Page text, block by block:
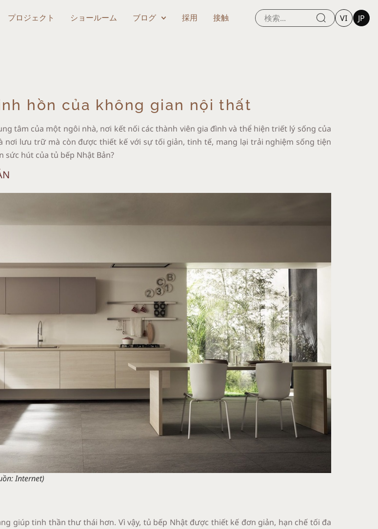
プロジェクト ショールーム ブログ 採用 接触 VI JP
hồn của không gian nội thất
tâm của một ngôi nhà, nơi kết nối các thành viên gia đình và thể hiện triết lý sống của
nơi lưu trữ mà còn được thiết kế với sự tối giản, tinh tế, mang lại trải nghiệm sống tiện
sức hút của tủ bếp Nhật Bản?
Internet)
giúp tinh thần thư thái hơn. Vì vậy, tủ bếp Nhật được thiết kế đơn giản, hạn chế tối đa